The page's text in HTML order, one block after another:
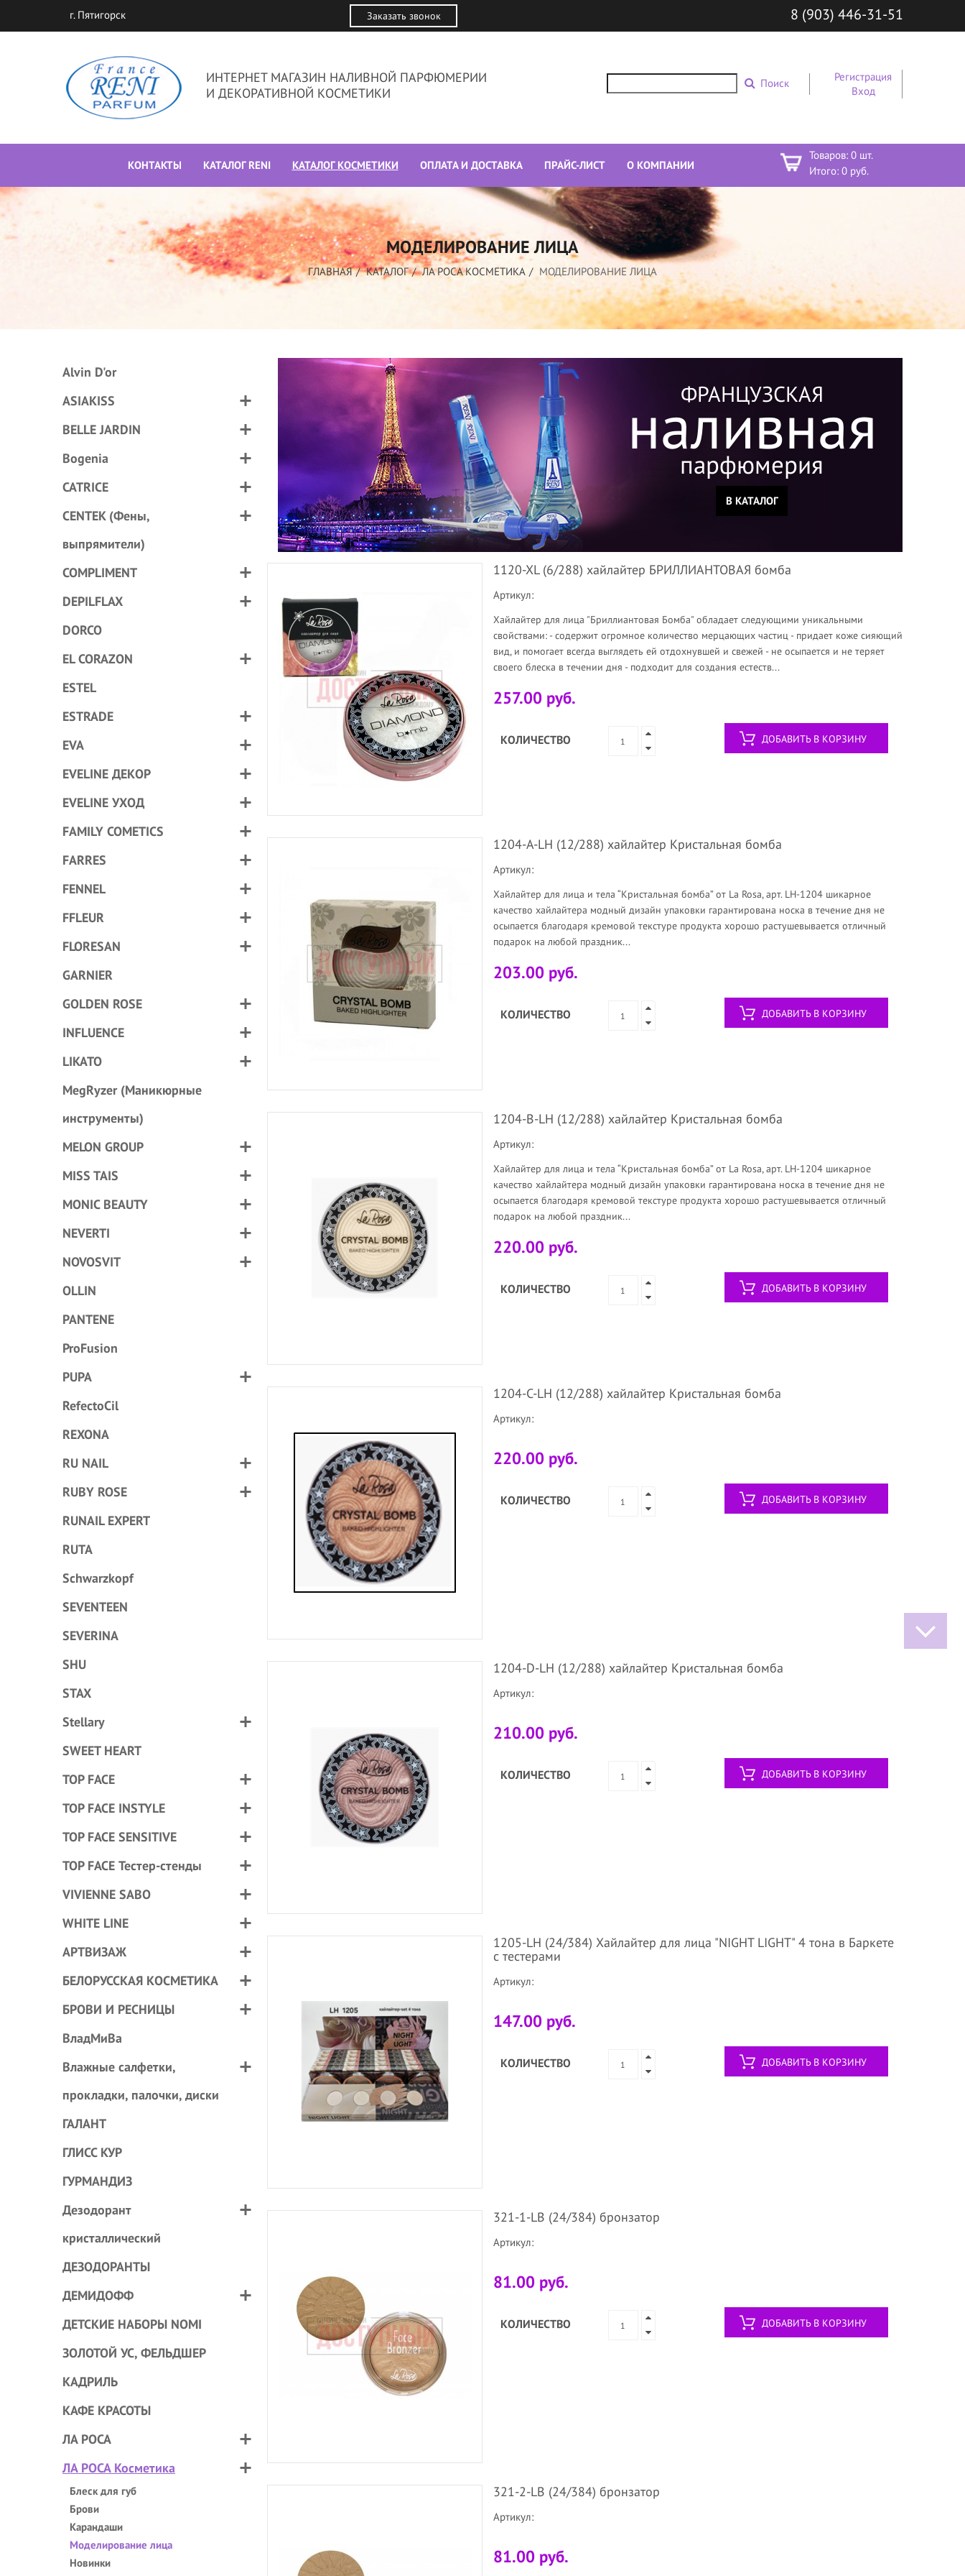
г. Пятигорск Заказать звонок 8 (903) 446-31-51
ИНТЕРНЕТ МАГАЗИН НАЛИВНОЙ ПАРФЮМЕРИИ
И ДЕКОРАТИВНОЙ КОСМЕТИКИ
Поиск
Регистрация
Вход
КОНТАКТЫ КАТАЛОГ RENI КАТАЛОГ КОСМЕТИКИ ОПЛАТА И ДОСТАВКА ПРАЙС-ЛИСТ О КОМПАНИИ
Товаров: 0 шт.
Итого: 0 руб.
МОДЕЛИРОВАНИЕ ЛИЦА
ГЛАВНАЯ КАТАЛОГ ЛА РОСА КОСМЕТИКА МОДЕЛИРОВАНИЕ ЛИЦА
Alvin D'or
ASIAKISS
BELLE JARDIN
Bogenia
CATRICE
CENTEK (Фены,
выпрямители)
COMPLIMENT
DEPILFLAX
DORCO
EL CORAZON
ESTEL
ESTRADE
EVA
EVELINE ДЕКОР
EVELINE УХОД
FAMILY COMETICS
FARRES
FENNEL
FFLEUR
FLORESAN
GARNIER
GOLDEN ROSE
INFLUENCE
LIKATO
MegRyzer (Маникюрные
инструменты)
MELON GROUP
MISS TAIS
MONIC BEAUTY
NEVERTI
NOVOSVIT
OLLIN
PANTENE
ProFusion
PUPA
RefectoCil
REXONA
RU NAIL
RUBY ROSE
RUNAIL EXPERT
RUTA
Schwarzkopf
SEVENTEEN
SEVERINA
SHU
STAX
Stellary
SWEET HEART
TOP FACE
TOP FACE INSTYLE
TOP FACE SENSITIVE
TOP FACE Тестер-стенды
VIVIENNE SABO
WHITE LINE
АРТВИЗАЖ
БЕЛОРУССКАЯ КОСМЕТИКА
БРОВИ И РЕСНИЦЫ
ВладМиВа
Влажные салфетки,
прокладки, палочки, диски
ГАЛАНТ
ГЛИСС КУР
ГУРМАНДИЗ
Дезодорант
кристаллический
ДЕЗОДОРАНТЫ
ДЕМИДОФФ
ДЕТСКИЕ НАБОРЫ NOMI
ЗОЛОТОЙ УС, ФЕЛЬДШЕР
КАДРИЛЬ
КАФЕ КРАСОТЫ
ЛА РОСА
ЛА РОСА Косметика
Блеск для губ
Брови
Карандаши
Моделирование лица
Новинки
ФРАНЦУЗСКАЯ
наливная
парфюмерия
В КАТАЛОГ
1120-XL (6/288) хайлайтер БРИЛЛИАНТОВАЯ бомба
Артикул:
Хайлайтер для лица "Бриллиантовая Бомба" обладает следующими уникальными
свойствами: - содержит огромное количество мерцающих частиц - придает коже сияющий
вид, и помогает всегда выглядеть ей отдохнувшей и свежей - не осыпается и не теряет
своего блеска в течении дня - подходит для создания естеств...
257.00 руб.
КОЛИЧЕСТВО ДОБАВИТЬ В КОРЗИНУ
1204-A-LH (12/288) хайлайтер Кристальная бомба
Артикул:
Хайлайтер для лица и тела “Кристальная бомба” от La Rosa, арт. LН-1204 шикарное
качество хайлайтера модный дизайн упаковки гарантирована носка в течение дня не
осыпается благодаря кремовой текстуре продукта хорошо растушевывается отличный
подарок на любой праздник...
203.00 руб.
КОЛИЧЕСТВО ДОБАВИТЬ В КОРЗИНУ
1204-B-LH (12/288) хайлайтер Кристальная бомба
Артикул:
Хайлайтер для лица и тела “Кристальная бомба” от La Rosa, арт. LН-1204 шикарное
качество хайлайтера модный дизайн упаковки гарантирована носка в течение дня не
осыпается благодаря кремовой текстуре продукта хорошо растушевывается отличный
подарок на любой праздник...
220.00 руб.
КОЛИЧЕСТВО ДОБАВИТЬ В КОРЗИНУ
1204-C-LH (12/288) хайлайтер Кристальная бомба
Артикул:
220.00 руб.
КОЛИЧЕСТВО ДОБАВИТЬ В КОРЗИНУ
1204-D-LH (12/288) хайлайтер Кристальная бомба
Артикул:
210.00 руб.
КОЛИЧЕСТВО ДОБАВИТЬ В КОРЗИНУ
1205-LH (24/384) Хайлайтер для лица "NIGHT LIGHT" 4 тона в Баркете
с тестерами
Артикул:
147.00 руб.
КОЛИЧЕСТВО ДОБАВИТЬ В КОРЗИНУ
321-1-LB (24/384) бронзатор
Артикул:
81.00 руб.
КОЛИЧЕСТВО ДОБАВИТЬ В КОРЗИНУ
321-2-LB (24/384) бронзатор
Артикул:
81.00 руб.